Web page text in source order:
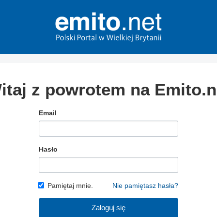
z powrotem na
Email
Hasło
Pamiętaj mnie. Nie pamiętasz hasła?
Zaloguj się